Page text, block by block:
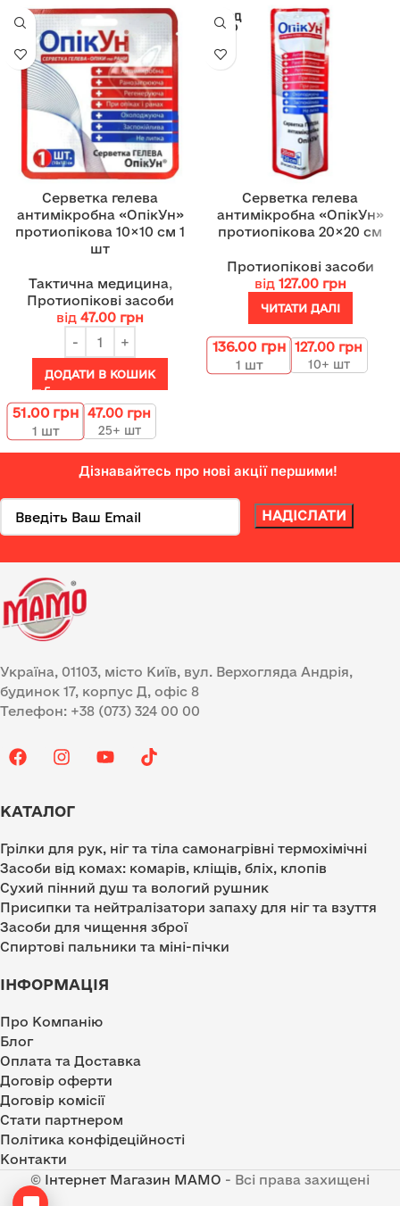
Серветка гелева
антимікробна «ОпікУн»
протиопікова 10×10 см 1
шт
Тактична медицина,
Протиопікові засоби
від 47.00 грн
ДОДАТИ В КОШИК
51.00 грн
1 шт
47.00 грн
25+ шт
ПРОД
АНО
Серветка гелева
антимікробна «ОпікУн»
протиопікова 20×20 см
Протиопікові засоби
від 127.00 грн
ЧИТАТИ ДАЛІ
136.00 грн
1 шт
127.00 грн
10+ шт
Дізнавайтесь про нові акції першими!
Україна, 01103, місто Київ, вул. Верхогляда Андрія,
будинок 17, корпус Д, офіс 8
Телефон: +38 (073) 324 00 00
КАТАЛОГ
Грілки для рук, ніг та тіла самонагрівні термохімічні
Засоби від комах: комарів, кліщів, бліх, клопів
Сухий пінний душ та вологий рушник
Присипки та нейтралізатори запаху для ніг та взуття
Засоби для чищення зброї
Спиртові пальники та міні-пічки
ІНФОРМАЦІЯ
Про Компанію
Блог
Оплата та Доставка
Договір оферти
Договір комісії
Стати партнером
Політика конфідеційності
Контакти
© Інтернет Магазин MAMO - Всі права захищені